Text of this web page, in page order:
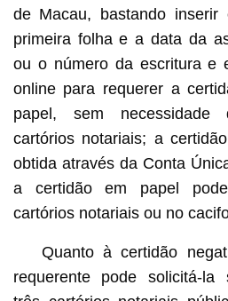
de Macau, bastando
primeira folha e a data da
ou o número da escritura e
online para requerer a
papel, sem necessidade
cartórios notariais; a
obtida através da Conta
a certidão em papel
cartórios notariais ou no
Quanto à certidão
requerente pode solicitá-la